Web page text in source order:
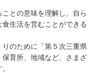
との意味を理解し、自ら
生活を営むことができる
のために「第５次三重県
育所、地域など、さまざ